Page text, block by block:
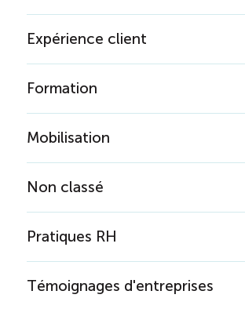
Expérience client
Formation
Mobilisation
Non classé
Pratiques RH
Témoignages d'entreprises